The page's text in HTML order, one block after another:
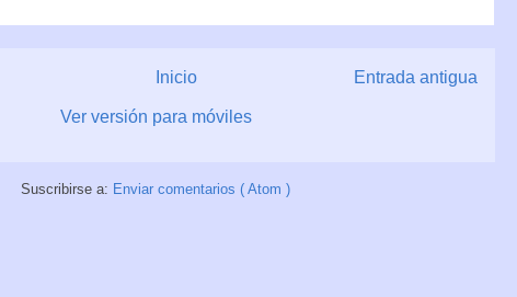
Entrada antigua
Inicio
Ver versión para móviles
Suscribirse a: Enviar comentarios ( Atom )